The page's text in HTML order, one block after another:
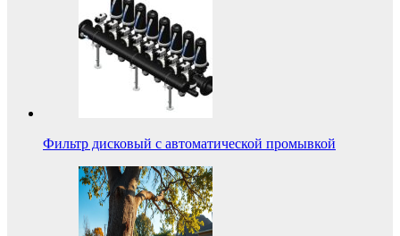
Фильтр дисковый с автоматической промывкой